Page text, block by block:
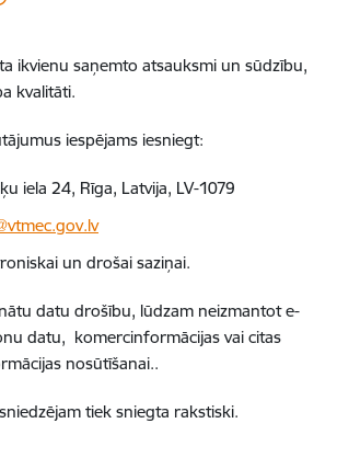
ikvienu saņemto atsauksmi un sūdzību,
kvalitāti.
iespējams iesniegt:
iela 24, Rīga, Latvija, LV-1079
un drošai saziņai.
datu drošību, lūdzam neizmantot e-
datu, komercinformācijas vai citas
nosūtīšanai..
tiek sniegta rakstiski.